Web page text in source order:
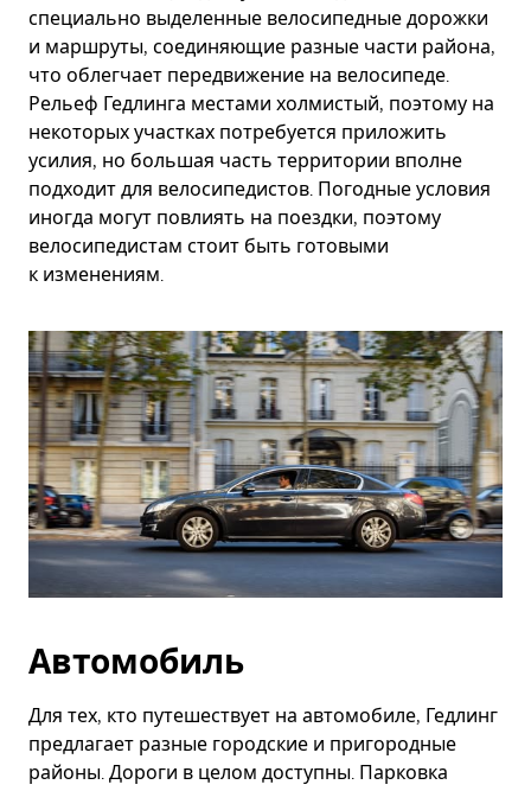
специально выделенные велосипедные дорожки
и маршруты, соединяющие разные части района,
что облегчает передвижение на велосипеде.
Рельеф Гедлинга местами холмистый, поэтому на
некоторых участках потребуется приложить
усилия, но большая часть территории вполне
подходит для велосипедистов. Погодные условия
иногда могут повлиять на поездки, поэтому
велосипедистам стоит быть готовыми
к изменениям.
Автомобиль
Для тех, кто путешествует на автомобиле, Гедлинг
предлагает разные городские и пригородные
районы. Дороги в целом доступны. Парковка